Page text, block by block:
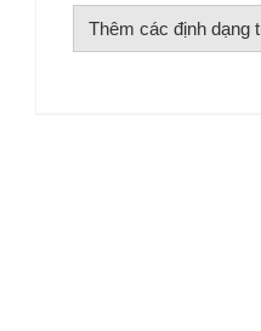
Thêm các định dạng